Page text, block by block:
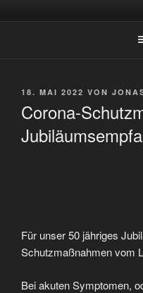
Inhalt
VERÖFFENTLICHT
18. MAI 2022 VON
Corona-
Für unser 50 jähriges
Schutzmaßnahmen vom
Bei akuten Symptomen,